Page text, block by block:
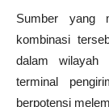
Sumber yang
kombinasi
dalam wilayah
terminal
berpotensi